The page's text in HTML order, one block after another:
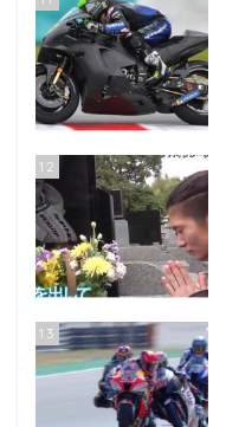
12
13